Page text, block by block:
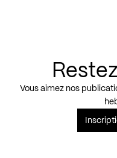
Vous aimez nos